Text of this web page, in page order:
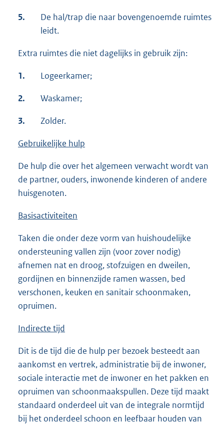
5.
De hal/trap die naar bovengenoemde ruimtes
leidt.
Extra ruimtes die niet dagelijks in gebruik zijn:
1. Logeerkamer;
2. Waskamer;
3. Zolder.
Gebruikelijke hulp
De hulp die over het algemeen verwacht wordt van
de partner, ouders, inwonende kinderen of andere
huisgenoten.
Basisactiviteiten
Taken die onder deze vorm van huishoudelijke
ondersteuning vallen zijn (voor zover nodig)
afnemen nat en droog, stofzuigen en dweilen,
gordijnen en binnenzijde ramen wassen, bed
verschonen, keuken en sanitair schoonmaken,
opruimen.
Indirecte tijd
Dit is de tijd die de hulp per bezoek besteedt aan
aankomst en vertrek, administratie bij de inwoner,
sociale interactie met de inwoner en het pakken en
opruimen van schoonmaakspullen. Deze tijd maakt
standaard onderdeel uit van de integrale normtijd
bij het onderdeel schoon en leefbaar houden van